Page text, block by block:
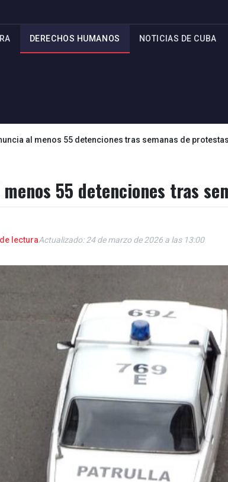
DERECHOS HUMANOS NOTICIAS DE CUBA
al menos 55 detenciones tras semanas de
55 detenciones tras
lecturaActualizado: 24 de marzo de 2026 a las 13:00